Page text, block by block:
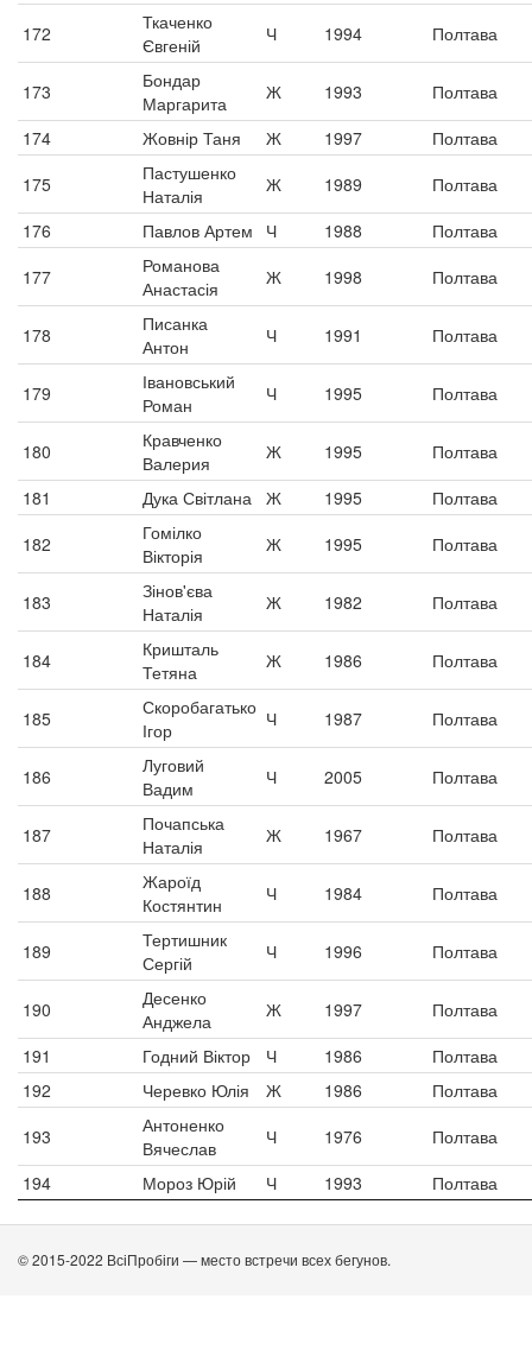
172
Ткаченко
Євгеній
Ч 1994 Полтава
173
Бондар
Маргарита
Ж 1993
Полтава
174
Жовнір Таня Ж 1997
Полтава
175
Пастушенко
Наталія
Ж 1989
Полтава
176
Павлов Артем Ч 1988
Полтава
177
Романова
Анастасія
Ж 1998 Полтава
178
Писанка
Антон
Ч 1991 Полтава
179
Івановський
Роман
Ч 1995 Полтава
180
Кравченко
Валерия
Ж 1995
Полтава
181
Дука Світлана Ж 1995
Полтава
182
Гомілко
Вікторія
Ж 1995 Полтава
183
Зінов'єва
Наталія
Ж 1982 Полтава
184
Кришталь
Тетяна
Ж 1986 Полтава
185
Скоробагатько
Ігор
Ч 1987 Полтава
186
Луговий
Вадим
Ч 2005 Полтава
187
Почапська
Наталія
Ж 1967 Полтава
188
Жароїд
Костянтин
Ч 1984 Полтава
189
Тертишник
Сергій
Ч 1996 Полтава
190
Десенко
Анджела
Ж 1997
Полтава
191
Годний Віктор Ч 1986
Полтава
192
Черевко Юлія Ж 1986
Полтава
193
Антоненко
Вячеслав
Ч 1976
Полтава
194
Мороз Юрій Ч 1993 Полтава
© 2015-2022 ВсіПробіги — место встречи всех бегунов.